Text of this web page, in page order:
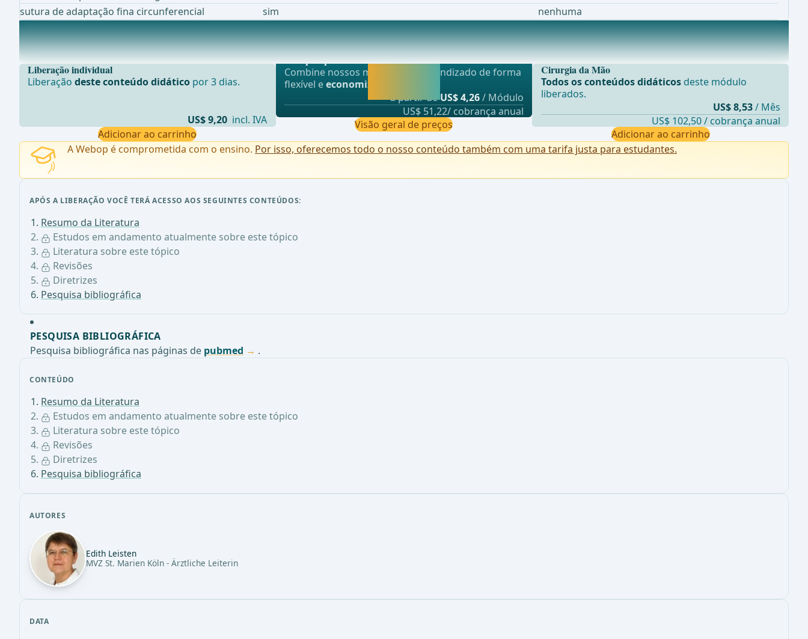
CONTEÚDO
Resumo da Literatura
Estudos em andamento atualmente sobre este tópico
Literatura sobre este tópico
Revisões
Diretrizes
Pesquisa bibliográfica
AUTORES
Edith Leisten
MVZ St. Marien Köln - Ärztliche Leiterin
DATA
sutura de adaptação fina circunferencial
sim
nenhuma
Estudos em andamento atualmente sobre este tópico
EFICÁCIA DA TERAPIA DO ESPELHO NA MELHORIA DA FUNÇÃO DA MÃO APÓS REPARO DO TENDÃO FLEXOREstudo do R
Liberação individual
Liberaçãodeste conteúdo didático por 3 dias.
US$ 9,20 incl. IVA
Adicionar ao carrinho
Oferta mais popular
webop - Sparflex
Combine nossos módulos de aprendizado de forma
flexível eeconomize até 50%
a partir deUS$ 4,26/ Módulo
US$ 51,22/ cobrança anual
Visão geral de preços
Cirurgia da Mão
Todos os conteúdos didáticosdeste módulo
liberados.
US$ 8,53 / Mês
US$ 102,50 / cobrança anual
Adicionar ao carrinho
A Webop é comprometida com o ensino. Por isso, oferecemos todo o nosso conteúdo também com uma tarifa justa para estudantes.
APÓS A LIBERAÇÃO VOCÊ TERÁ ACESSO AOS SEGUINTES CONTEÚDOS:
Resumo da Literatura
Estudos em andamento atualmente sobre este tópico
Literatura sobre este tópico
Revisões
Diretrizes
Pesquisa bibliográfica
PESQUISA BIBLIOGRÁFICA
Pesquisa bibliográfica nas páginas de pubmed .